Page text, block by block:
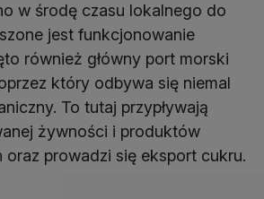
w środę czasu lokalnego do
jest funkcjonowanie
również główny port morski
który odbywa się niemal
To tutaj przypływają
żywności i produktów
prowadzi się eksport cukru.